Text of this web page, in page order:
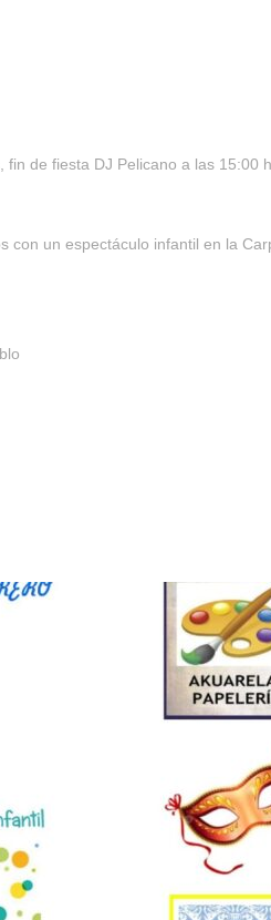
de fiesta DJ Pelicano a las 15:00
un espectáculo infantil en la